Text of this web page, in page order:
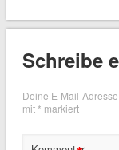
Schreibe
Deine E-Mail-
mit* markiert